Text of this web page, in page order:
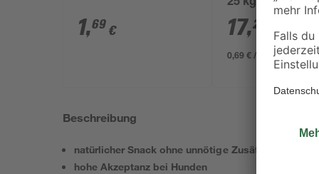
1,69 €
25 kg
17,29 €
0,69 € / Kilogramm
Beschreibung
natürlicher Snack ohne unnötige Zusätze
hohe Akzeptanz bei Hunden